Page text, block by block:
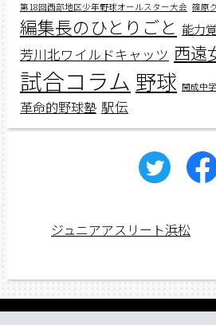
第18回西部地区少年野球オールスター大会 篠原
編集長のひとりごと 能力
芳川北ワイルドキャッツ 西遠
試合コラム 野球 開成中
革命的野球塾 駅伝
ジュニアアスリート浜松